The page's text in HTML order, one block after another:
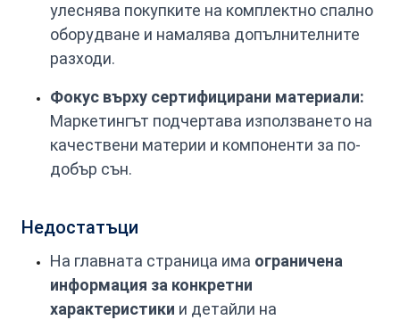
улеснява покупките на комплектно спално
оборудване и намалява допълнителните
разходи.
Фокус върху сертифицирани материали:
Маркетингът подчертава използването на
качествени материи и компоненти за по-
добър сън.
Недостатъци
На главната страница има ограничена
информация за конкретни
характеристики и детайли на